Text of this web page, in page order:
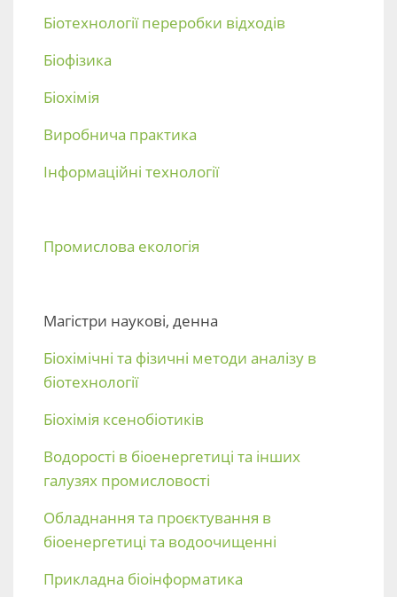
Біотехнології переробки відходів
Біофізика
Біохімія
Виробнича практика
Інформаційні технології
Промислова екологія
Магістри наукові, денна
Біохімічні та фізичні методи аналізу в
біотехнології
Біохімія ксенобіотиків
Водорості в біоенергетиці та інших
галузях промисловості
Обладнання та проєктування в
біоенергетиці та водоочищенні
Прикладна біоінформатика